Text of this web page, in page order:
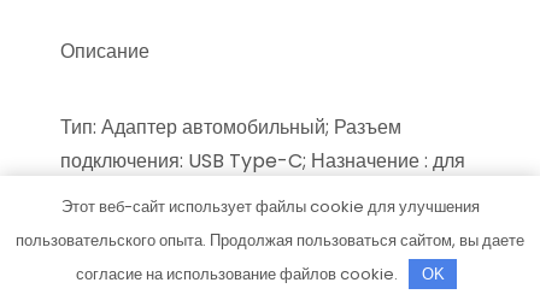
Описание
Тип: Адаптер автомобильный; Разъем
подключения: USB Type-C; Назначение : для
мобильного телефона; Длина кабеля: 1 м;
Максимальная потребляемая мощность: 45
Этот веб-сайт использует файлы cookie для улучшения
пользовательского опыта. Продолжая пользоваться сайтом, вы даете
согласие на использование файлов cookie.
OK